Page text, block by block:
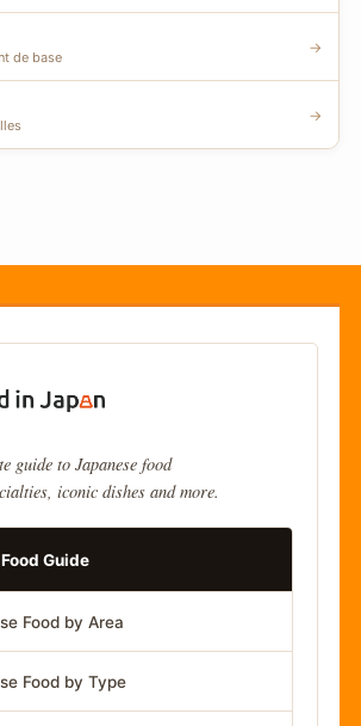
de base
→
→
guide to Japanese food
iconic dishes and more.
Guide
Food by Area
Food by Type